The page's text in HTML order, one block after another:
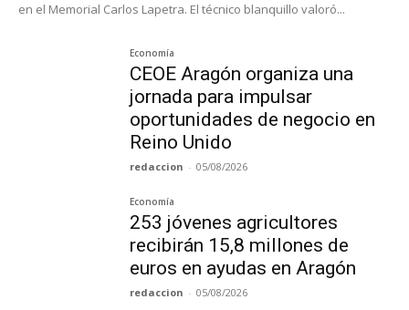
en el Memorial Carlos Lapetra. El técnico blanquillo valoró...
Economía
CEOE Aragón organiza una
jornada para impulsar
oportunidades de negocio en
Reino Unido
redaccion - 05/08/2026
Economía
253 jóvenes agricultores
recibirán 15,8 millones de
euros en ayudas en Aragón
redaccion - 05/08/2026